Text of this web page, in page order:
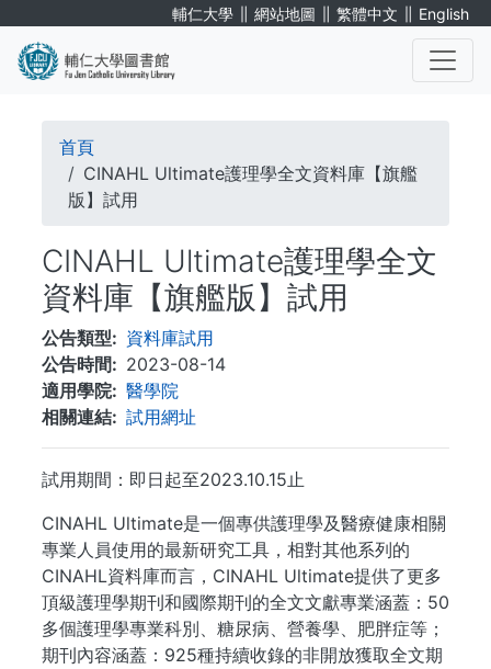
輔仁大學 ∥ 網站地圖 ∥ 繁體中文 ∥ English
導
航
結
首頁
CINAHL Ultimate護理學全文資料庫【旗艦
版】試用
CINAHL Ultimate護理學全文
資料庫【旗艦版】試用
公告類型
資料庫試用
公告時間
2023-08-14
適用學院
醫學院
相關連結
試用網址
試用期間：即日起至2023.10.15止
CINAHL Ultimate是一個專供護理學及醫療健康相關
專業人員使用的最新研究工具，相對其他系列的
CINAHL資料庫而言，CINAHL Ultimate提供了更多
頂級護理學期刊和國際期刊的全文文獻專業涵蓋：50
多個護理學專業科別、糖尿病、營養學、肥胖症等；
期刊內容涵蓋：925種持續收錄的非開放獲取全文期